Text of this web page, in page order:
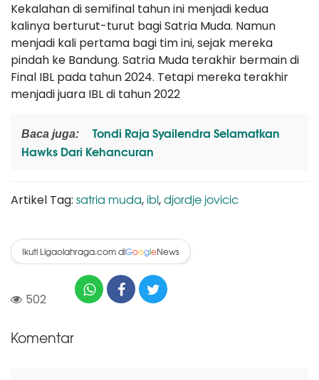
Kekalahan di semifinal tahun ini menjadi kedua
kalinya berturut-turut bagi Satria Muda. Namun
menjadi kali pertama bagi tim ini, sejak mereka
pindah ke Bandung. Satria Muda terakhir bermain di
Final IBL pada tahun 2024. Tetapi mereka terakhir
menjadi juara IBL di tahun 2022
Baca juga:
Tondi Raja Syailendra Selamatkan
Hawks Dari Kehancuran
Artikel Tag: satria muda, ibl,djordje jovicic
Ikuti Ligaolahraga.com diGoogleNews
502
Komentar